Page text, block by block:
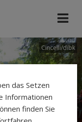
Cincelli/dibk
das Setzen
Informationen
finden Sie